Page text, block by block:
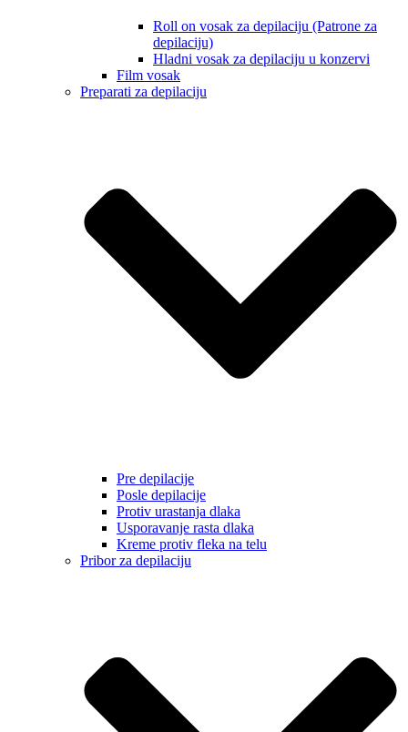
Roll on vosak za depilaciju (Patrone za
depilaciju)
Hladni vosak za depilaciju u konzervi
Film vosak
Preparati za depilaciju
Pre depilacije
Posle depilacije
Protiv urastanja dlaka
Usporavanje rasta dlaka
Kreme protiv fleka na telu
Pribor za depilaciju